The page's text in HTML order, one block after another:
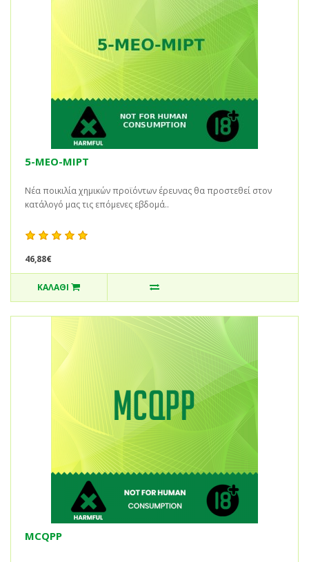
5-MEO-MIPT
Νέα ποικιλία χημικών προϊόντων έρευνας θα προστεθεί στον
κατάλογό μας τις επόμενες εβδομά..
46,88€
ΚΑΛΆΘΙ
MCQPP